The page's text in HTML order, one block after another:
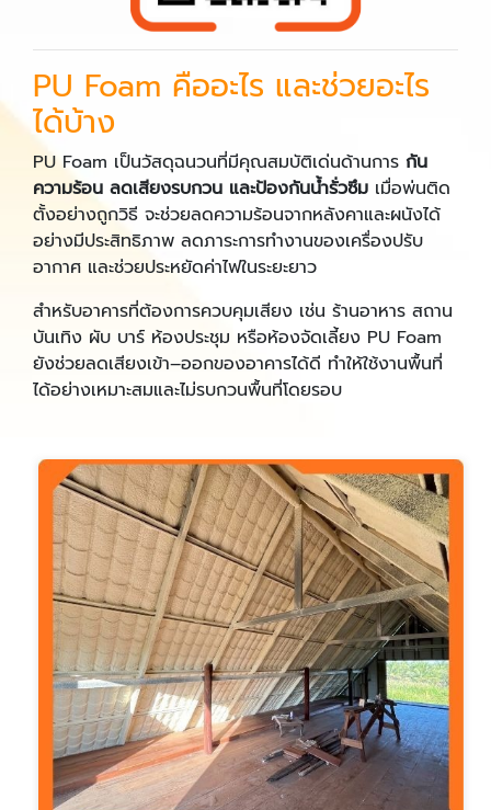
PU Foam คืออะไร และช่วยอะไร
ได้บ้าง
PU Foam เป็นวัสดุฉนวนที่มีคุณสมบัติเด่นด้านการ กัน
ความร้อน ลดเสียงรบกวน และป้องกันน้ำรั่วซึม เมื่อพ่นติด
ตั้งอย่างถูกวิธี จะช่วยลดความร้อนจากหลังคาและผนังได้
อย่างมีประสิทธิภาพ ลดภาระการทำงานของเครื่องปรับ
อากาศ และช่วยประหยัดค่าไฟในระยะยาว
สำหรับอาคารที่ต้องการควบคุมเสียง เช่น ร้านอาหาร สถาน
บันเทิง ผับ บาร์ ห้องประชุม หรือห้องจัดเลี้ยง PU Foam
ยังช่วยลดเสียงเข้า–ออกของอาคารได้ดี ทำให้ใช้งานพื้นที่
ได้อย่างเหมาะสมและไม่รบกวนพื้นที่โดยรอบ